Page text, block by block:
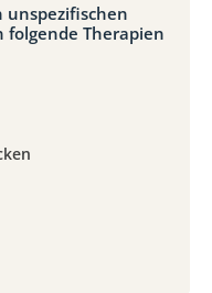
folgende Therapien